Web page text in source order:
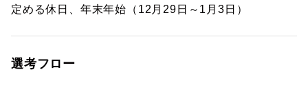
定める休日、年末年始（12月29日～1月3日）
選考フロー